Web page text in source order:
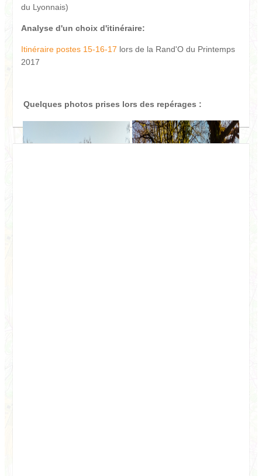
du Lyonnais)
Analyse d'un choix d'itinéraire:
Itinéraire postes 15-16-17 lors de la Rand'O du Printemps
2017
Quelques photos prises lors des repérages :